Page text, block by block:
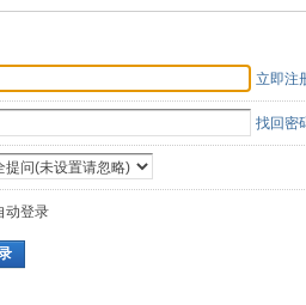
立即注
找回密
动登录